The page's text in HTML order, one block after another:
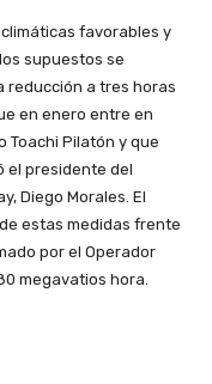
favorables y
supuestos se
reducción a tres horas
en enero entre en
Toachi Pilatón y que
el presidente del
Diego Morales. El
estas medidas frente
por el Operador
megavatios hora.